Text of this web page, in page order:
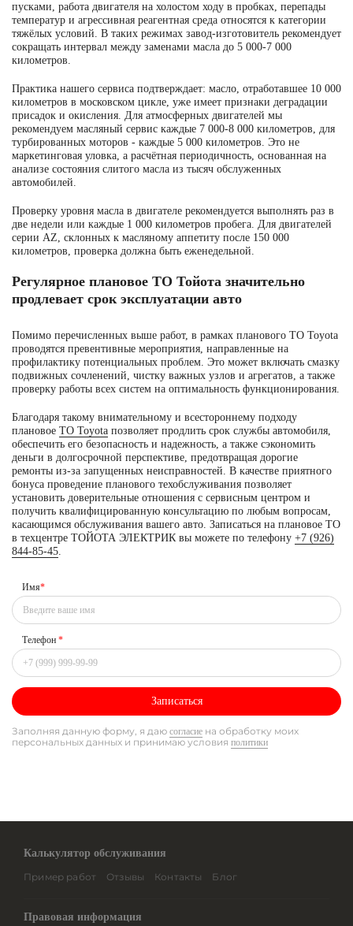
пусками, работа двигателя на холостом ходу в пробках, перепады
температур и агрессивная реагентная среда относятся к категории
тяжёлых условий. В таких режимах завод-изготовитель рекомендует
сокращать интервал между заменами масла до 5 000-7 000
километров.
Практика нашего сервиса подтверждает: масло, отработавшее 10 000
километров в московском цикле, уже имеет признаки деградации
присадок и окисления. Для атмосферных двигателей мы
рекомендуем масляный сервис каждые 7 000-8 000 километров, для
турбированных моторов - каждые 5 000 километров. Это не
маркетинговая уловка, а расчётная периодичность, основанная на
анализе состояния слитого масла из тысяч обслуженных
автомобилей.
Проверку уровня масла в двигателе рекомендуется выполнять раз в
две недели или каждые 1 000 километров пробега. Для двигателей
серии AZ, склонных к масляному аппетиту после 150 000
километров, проверка должна быть еженедельной.
Регулярное плановое ТО Тойота значительно
продлевает срок эксплуатации авто
Помимо перечисленных выше работ, в рамках планового ТО Toyota
проводятся превентивные мероприятия, направленные на
профилактику потенциальных проблем. Это может включать смазку
подвижных сочленений, чистку важных узлов и агрегатов, а также
проверку работы всех систем на оптимальность функционирования.
Благодаря такому внимательному и всестороннему подходу
плановое ТО Toyota позволяет продлить срок службы автомобиля,
обеспечить его безопасность и надежность, а также сэкономить
деньги в долгосрочной перспективе, предотвращая дорогие
ремонты из-за запущенных неисправностей. В качестве приятного
бонуса проведение планового техобслуживания позволяет
установить доверительные отношения с сервисным центром и
получить квалифицированную консультацию по любым вопросам,
касающимся обслуживания вашего авто. Записаться на плановое ТО
в техцентре ТОЙОТА ЭЛЕКТРИК вы можете по телефону +7 (926)
844-85-45.
Имя*
Телефон *
Записаться
Заполняя данную форму, я даю согласие на обработку моих
персональных данных и принимаю условия политики
Калькулятор обслуживания
Пример работ
Отзывы Контакты Блог
Правовая информация